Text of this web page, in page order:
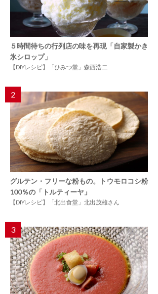
５時間待ちの行列店の味を再現「自家製かき
氷シロップ」
【DIYレシピ】「ひみつ堂」森西浩二
2
グルテン・フリーな粉もの。トウモロコシ粉
100％の「トルティーヤ」
【DIYレシピ】「北出食堂」北出茂雄さん
3